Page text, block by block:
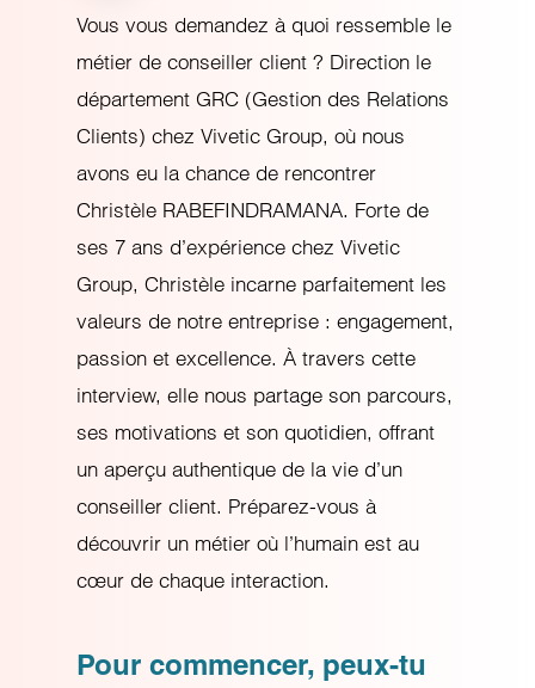
Vous vous demandez à quoi ressemble le
métier de conseiller client ? Direction le
département GRC (Gestion des Relations
Clients) chez Vivetic Group, où nous
avons eu la chance de rencontrer
Christèle RABEFINDRAMANA. Forte de
ses 7 ans d’expérience chez Vivetic
Group, Christèle incarne parfaitement les
valeurs de notre entreprise : engagement,
passion et excellence. À travers cette
interview, elle nous partage son parcours,
ses motivations et son quotidien, offrant
un aperçu authentique de la vie d’un
conseiller client. Préparez-vous à
découvrir un métier où l’humain est au
cœur de chaque interaction.
Pour commencer, peux-tu